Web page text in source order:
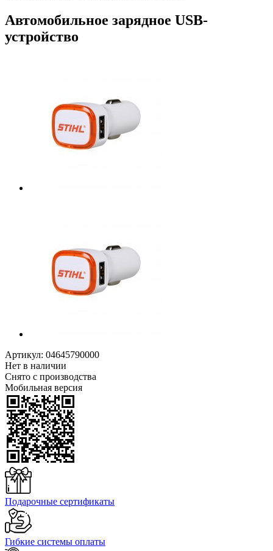
Автомобильное зарядное USB-
устройство
Артикул: 04645790000
Нет в наличии
Снято с производства
Мобильная версия
Подарочные сертификаты
Гибкие системы оплаты